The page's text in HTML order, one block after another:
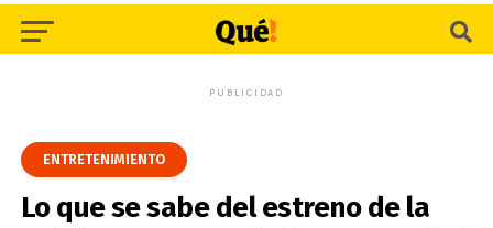
PUBLICIDAD
ENTRETENIMIENTO
Lo que se sabe del estreno de la